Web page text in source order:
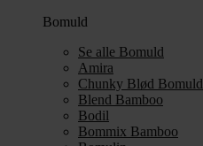
Bomuld
Se alle Bomuld
Amira
Chunky Blød Bomuld
Blend Bamboo
Bodil
Bommix Bamboo